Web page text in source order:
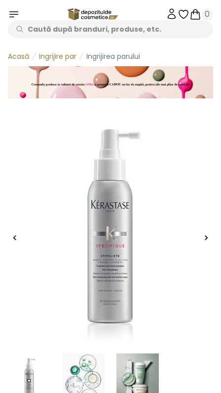
Obiecte
0
Acasă Ingrijire par Ingrijirea parului